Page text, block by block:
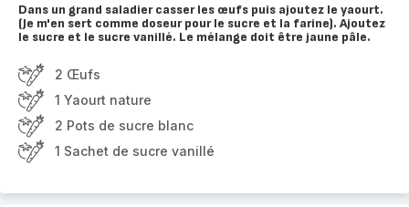
Dans un grand saladier casser les œufs puis ajoutez le yaourt.
(Je m'en sert comme doseur pour le sucre et la farine). Ajoutez
le sucre et le sucre vanillé. Le mélange doit être jaune pâle.
2 Œufs
1 Yaourt nature
2 Pots de sucre blanc
1 Sachet de sucre vanillé